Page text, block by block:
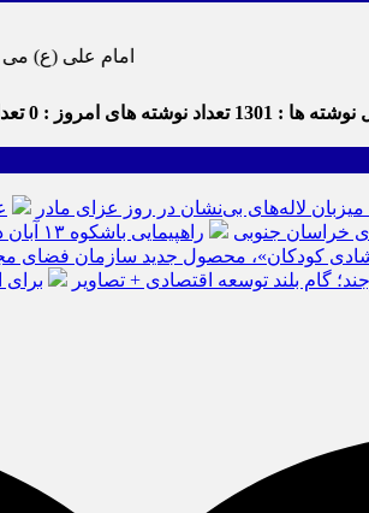
امام علی (ع) می فرماید : هر کس از خود بدگویی و انتقاد کند٬
ها : 1301 تعداد نوشته های امروز : 0
میزبان لاله‌های بی‌نشان در روز عزای مادر
راهپیمایی باشکوه ۱۳ آبان در بیرجند؛ «متحد و استوار مقابل استکبار» + تصاویر
شادی کودکان»، محصول جدید سازمان فضای
گام بلند توسعه اقتصادی + تصاویر برای